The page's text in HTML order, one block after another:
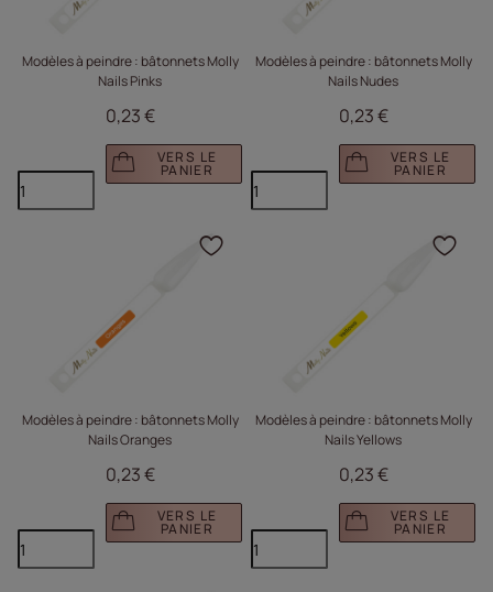
Modèles à peindre : bâtonnets Molly
Nails Pinks
0,23 €
VERS LE
PANIER
Modèles à peindre : bâtonnets Molly
Nails Nudes
0,23 €
VERS LE
PANIER
Modèles à peindre : bâtonnets Molly
Nails Oranges
0,23 €
VERS LE
PANIER
Cliquez pour ajouter
Modèles à peindre : bâtonnets Molly
Nails Yellows
0,23 €
VERS LE
PANIER